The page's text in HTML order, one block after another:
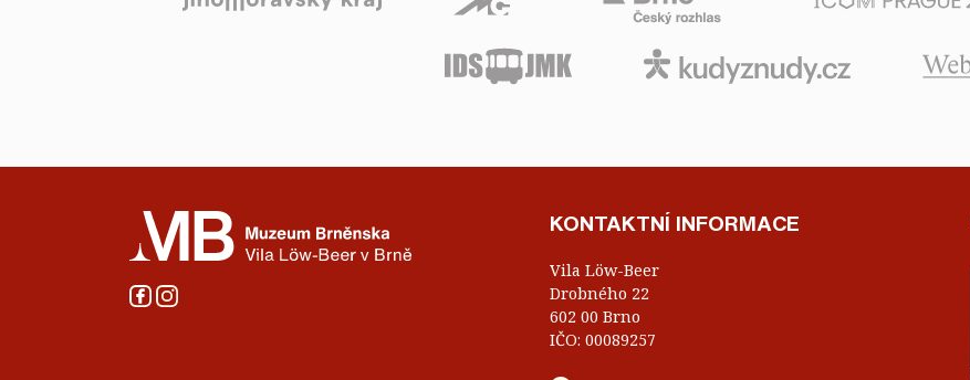
KONTAKTNÍ INFORMACE
Vila Löw-Beer
Drobného 22
602 00 Brno
IČO: 00089257